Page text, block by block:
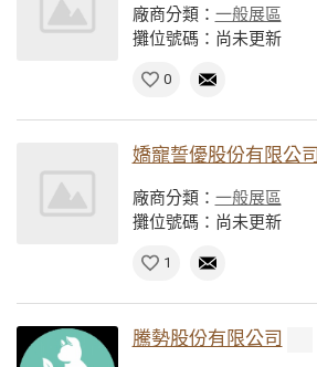
廠商分類： 一般展區
攤位號碼：尚未更新
0
嬌寵誓優股份有限公司
廠商分類： 一般展區
攤位號碼：尚未更新
1
騰勢股份有限公司